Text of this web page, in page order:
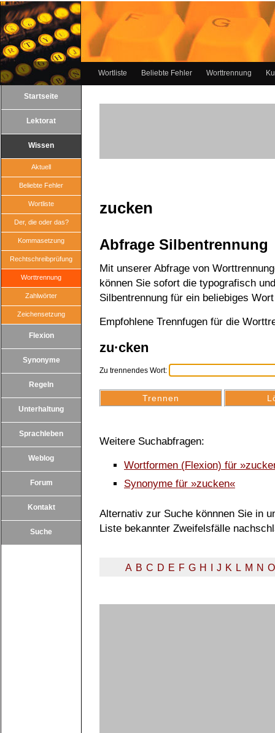
Wortliste Beliebte Fehler Worttrennung
Startseite
Lektorat
Wissen
Aktuell
Beliebte Fehler
Wortliste
Der, die oder das?
Kommasetzung
Rechtschreibprüfung
Worttrennung
Zahlwörter
Zeichensetzung
Flexion
Synonyme
Regeln
Unterhaltung
Sprachleben
Weblog
Forum
Kontakt
Suche
zucken
Abfrage Silbentrennung
Mit unserer Abfrage von
können Sie sofort die typografisch
Silbentrennung für ein beliebiges
Empfohlene Trennfugen für die
zu·cken
Zu trennendes Wort:
Weitere Suchabfragen:
Wortformen (Flexion) für
Synonyme für »zucken«
Alternativ zur Suche könnnen Sie in
Liste bekannter Zweifelsfälle
A B C D E F G H J K L M N O